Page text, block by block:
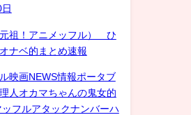
祖！アニメッフル） ひ
ナベ的まとめ速報
映画NEWS情報ポータブ
人オカマちゃんの鬼女的
フルアタックナンバーハ